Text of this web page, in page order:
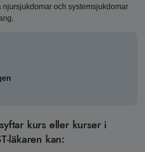
njursjukdomar och systemsjukdomar
kurs eller kurser i
läkaren kan: